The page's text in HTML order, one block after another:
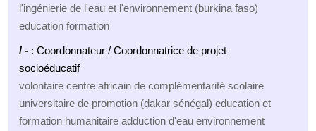
l'ingénierie de l'eau et l'environnement (burkina faso)
education formation
/ - : Coordonnateur / Coordonnatrice de projet
socioéducatif
volontaire centre africain de complémentarité scolaire
universitaire de promotion (dakar sénégal) education et
formation humanitaire adduction d'eau environnement